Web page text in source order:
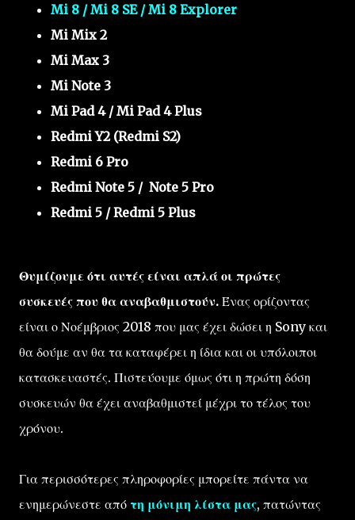
Mi 8 / Mi 8 SE / Mi 8 Explorer
Mi Mix 2
Mi Max 3
Mi Note 3
Mi Pad 4 / Mi Pad 4 Plus
Redmi Y2 (Redmi S2)
Redmi 6 Pro
Redmi Note 5 / Note 5 Pro
Redmi 5 / Redmi 5 Plus
Θυμίζουμε ότι αυτές είναι απλά οι πρώτες
συσκευές που θα αναβαθμιστούν. Ένας ορίζοντας
είναι ο Νοέμβριος 2018 που μας έχει δώσει η Sony και
θα δούμε αν θα τα καταφέρει η ίδια και οι υπόλοιποι
κατασκευαστές. Πιστεύουμε όμως ότι η πρώτη δόση
συσκευών θα έχει αναβαθμιστεί μέχρι το τέλος του
χρόνου.
Για περισσότερες πληροφορίες μπορείτε πάντα να
ενημερώνεστε από τη μόνιμη λίστα μας, πατώντας